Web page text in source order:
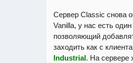
Сервер Classic снова
Vanilla, у нас есть
позволяющий
заходить как с
Industrial. На сервере